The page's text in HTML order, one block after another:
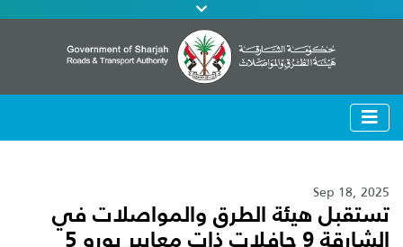
Sep 18, 2025
تستقبل هيئة الطرق والمواصلات في
الشارقة 9 حافلات ذات معايير يورو 5